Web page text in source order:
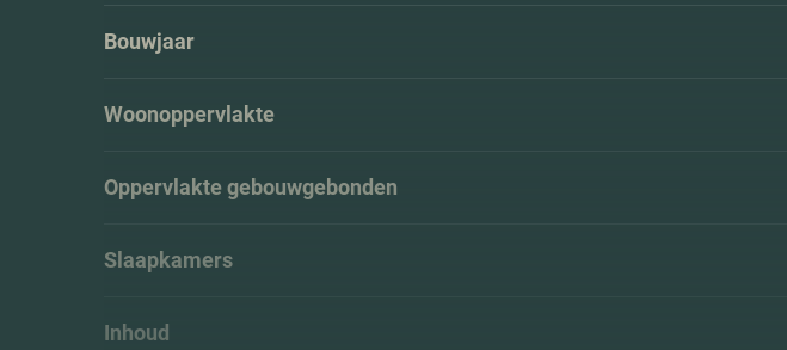
Bouwjaar
Woonoppervlakte
Oppervlakte gebouwgebonden
Slaapkamers
Inhoud